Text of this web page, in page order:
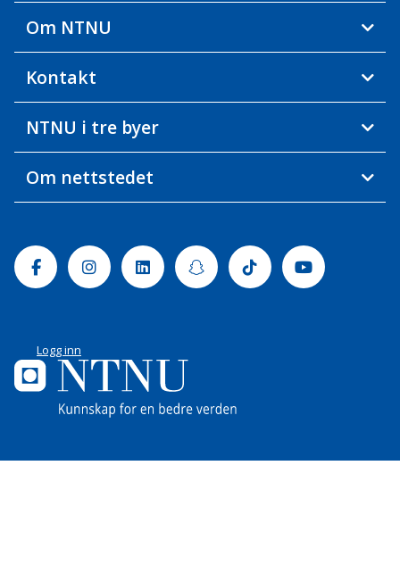
Om NTNU
Kontakt
NTNU i tre byer
Om nettstedet
FacebookInstagramLinkedinSnapchatTiktok Youtube
Logg inn